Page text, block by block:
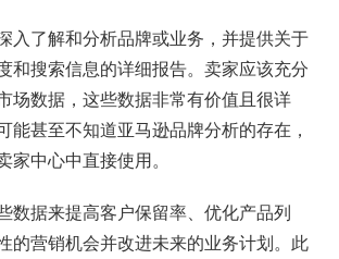
入了解和分析品牌或业务，并提供关于
和搜索信息的详细报告。卖家应该充分
场数据，这些数据非常有价值且很详
能甚至不知道亚马逊品牌分析的存在，
家中心中直接使用。
数据来提高客户保留率、优化产品列
的营销机会并改进未来的业务计划。此